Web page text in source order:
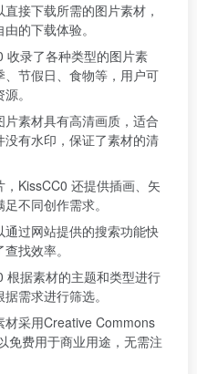
接下载所需的图片素材，
的下载体验。
收录了各种类型的图片素
节假日、食物等，用户可
。
素材具有高清画质，适合
有水印，保证了素材的清
KissCC0 还提供插画、矢
不同创作需求。
过网站提供的搜索功能快
找效率。
根据素材的主题和类型进行
需求进行筛选。
材采用Creative Commons
免费用于商业用途，无需注